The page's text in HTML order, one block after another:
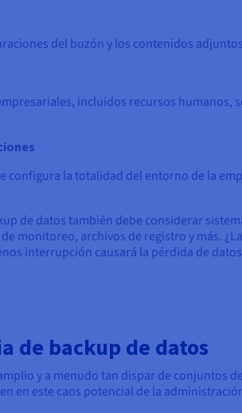
del buzón y los contenidos
incluidos recursos humanos,
configura la totalidad del entorno de la
de datos también debe considerar
monitoreo, archivos de registro y más.
interrupción causará la pérdida de
de backup de datos
y a menudo tan dispar de conjuntos
en este caos potencial de la